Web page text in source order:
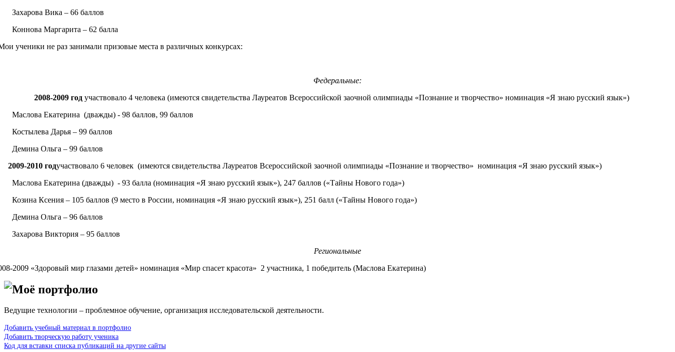
Вика – 66 баллов
Маргарита – 62 балла
ученики не раз занимали призовые места в различных конкурсах:
Федеральные:
2008-2009 год участвовало 4 человека (имеются свидетельства Лауреатов Всероссийской заочной олимпиады «Познание и творчество» номинация «Я знаю русский язык»)
Екатерина (дважды) - 98 баллов, 99 баллов
Дарья – 99 баллов
Ольга – 99 баллов
2010 годучаствовало 6 человек (имеются свидетельства Лауреатов Всероссийской заочной олимпиады «Познание и творчество» номинация «Я знаю русский язык»)
Екатерина (дважды) - 93 балла (номинация «Я знаю русский язык»), 247 баллов («Тайны Нового года»)
Ксения – 105 баллов (9 место в России, номинация «Я знаю русский язык»), 251 балл («Тайны Нового года»)
Ольга – 96 баллов
Виктория – 95 баллов
Региональные
2009 «Здоровый мир глазами детей» номинация «Мир спасет красота» 2 участника, 1 победитель (Маслова Екатерина)
Моё портфолио
Ведущие технологии – проблемное обучение, организация исследовательской деятельности.
Добавить учебный материал в портфолио
Добавить творческую работу ученика
Код для вставки списка публикаций на другие сайты